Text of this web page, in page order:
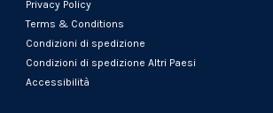
Privacy Policy
Terms & Conditions
Condizioni di spedizione
Condizioni di spedizione Altri Paesi
Accessibilità